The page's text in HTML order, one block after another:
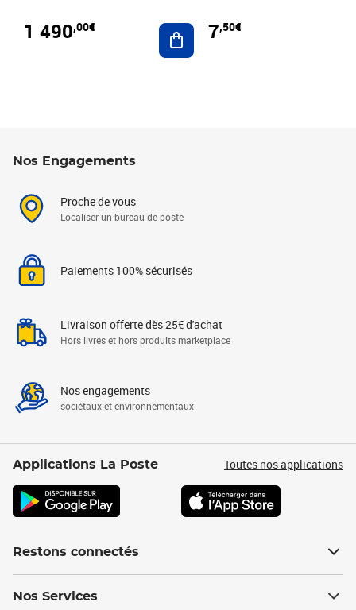
1 490,00€ Ajouter au panier
7,50€
Nos Engagements
Proche de vous
Localiser un bureau de poste
Paiements 100% sécurisés
Livraison offerte dès 25€ d'achat
Hors livres et hors produits marketplace
Nos engagements
sociétaux et environnementaux
Applications La Poste Toutes nos applications
Restons connectés
Nos Services